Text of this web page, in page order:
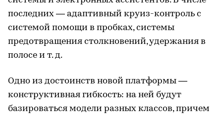
последних — адаптивный круиз-контроль с
системой помощи в пробках, системы
предотвращения столкновений, удержания в
полосе и т. д.
Одно из достоинств новой платформы —
конструктивная гибкость: на ней будут
базироваться модели разных классов, причем